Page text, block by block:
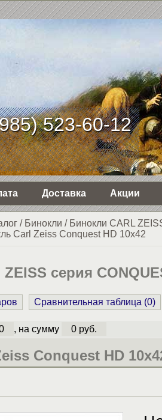
523-60-12
Доставка Акции
/ Бинокли / Бинокли CARL
Carl Zeiss Conquest HD 10x42
серия
Сравнительная таблица (0)
, на сумму 0 руб.
Conquest HD